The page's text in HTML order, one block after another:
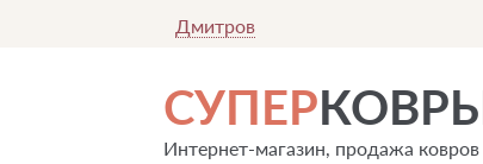
Дмитров
СУПЕР
Интернет-магазин, продажа